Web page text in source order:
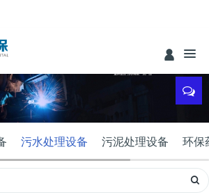
污水处理设备 污泥处理设备 环保